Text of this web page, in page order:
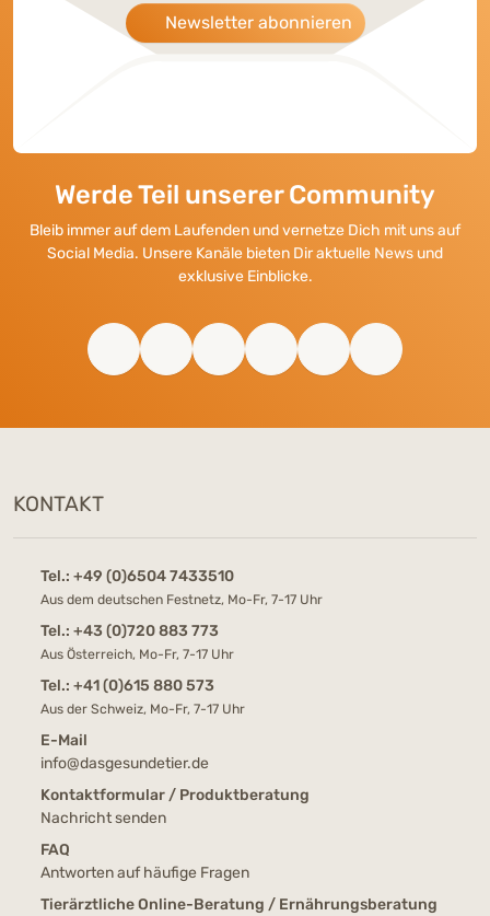
Newsletter abonnieren
Werde Teil unserer Community
Bleib immer auf dem Laufenden und vernetze Dich mit uns auf
Social Media. Unsere Kanäle bieten Dir aktuelle News und
exklusive Einblicke.
KONTAKT
Tel.: +49 (0)6504 7433510
Aus dem deutschen Festnetz, Mo-Fr, 7-17 Uhr
Tel.: +43 (0)720 883 773
Aus Österreich, Mo-Fr, 7-17 Uhr
Tel.: +41 (0)615 880 573
Aus der Schweiz, Mo-Fr, 7-17 Uhr
E-Mail
info@dasgesundetier.de
Kontaktformular / Produktberatung
Nachricht senden
FAQ
Antworten auf häufige Fragen
Tierärztliche Online-Beratung / Ernährungsberatung